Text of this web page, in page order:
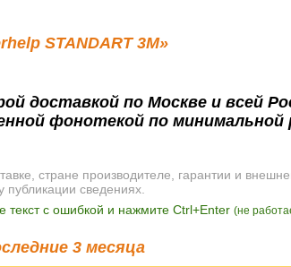
STANDART 3M»
доставкой по Москве и всей
фонотекой по минимальной
стране производителе, гарантии и
сведениях.
с ошибкой и нажмите Ctrl+Enter (не
3 месяца